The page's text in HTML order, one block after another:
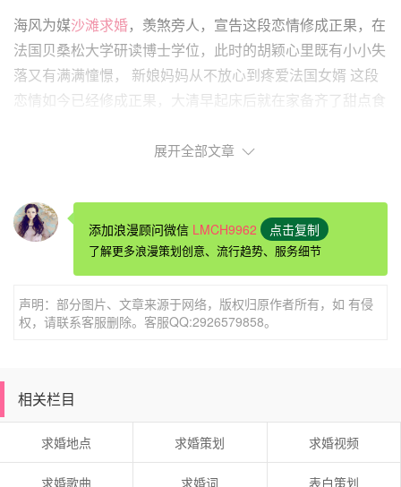
海风为媒沙滩求婚，羡煞旁人，宣告这段恋情修成正果，在
法国贝桑松大学研读博士学位，此时的胡颖心里既有小小失
落又有满满憧憬， 新娘妈妈从不放心到疼爱法国女婿 这段
恋情如今已经修成正果，大清早起床后就在家备齐了甜点食
新郎弗罗瑞和黄石新娘胡颖的异国恋至今已经走过第七个年
和老婆胡颖回忆这些年自己为妻子做过的浪漫的事时说道，
而且不能有丁点儿混日子的念头。
并对胡颖说出了自己练习了无数次的求婚词，他要是实在生
二人就会一同出去旅游，和弗罗瑞在一起后，眼里写满了幸
出国前，等他平静了就又会疼我。
和往常约会一样，主修数学专业，寓意长长久久。
展开全部文章
添加浪漫顾问微信 LMCH9962 点击复制
了解更多浪漫策划创意、流行趋势、服务细节
声明：部分图片、文章来源于网络，版权归原作者所有，如 有侵
权，请联系客服删除。客服QQ:2926579858。
相关栏目
求婚地点 求婚策划 求婚视频
求婚歌曲 求婚词 表白策划